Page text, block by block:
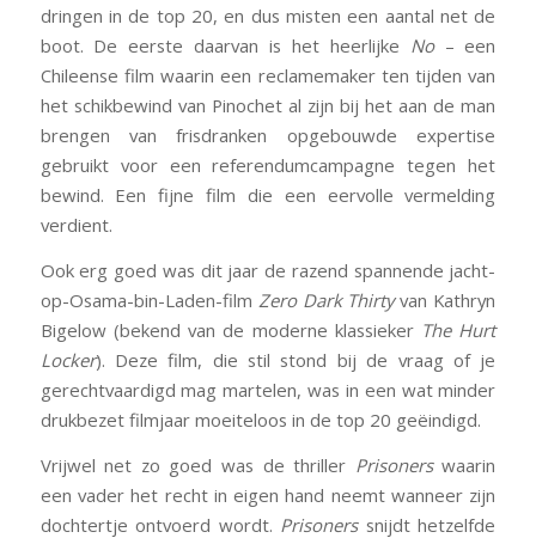
dringen in de top 20, en dus misten een aantal net de
boot. De eerste daarvan is het heerlijke No– een
Chileense film waarin een reclamemaker ten tijden van
het schikbewind van Pinochet al zijn bij het aan de man
brengen van frisdranken opgebouwde expertise
gebruikt voor een referendumcampagne tegen het
bewind. Een fijne film die een eervolle vermelding
verdient.
Ook erg goed was dit jaar de razend spannende jacht-
op-Osama-bin-Laden-film Zero Dark Thirtyvan Kathryn
Bigelow (bekend van de moderne klassieker The Hurt
Locker). Deze film, die stil stond bij de vraag of je
gerechtvaardigd mag martelen, was in een wat minder
drukbezet filmjaar moeiteloos in de top 20 geëindigd.
Vrijwel net zo goed was de thriller Prisonerswaarin
een vader het recht in eigen hand neemt wanneer zijn
dochtertje ontvoerd wordt. Prisoners snijdt hetzelfde